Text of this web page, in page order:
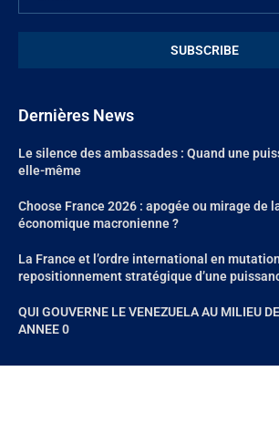
Dernières News
Le silence des ambassades : Quand une
elle-même
Choose France 2026 : apogée ou mirage de
économique macronienne ?
La France et l’ordre international en
repositionnement stratégique d’une
QUI GOUVERNE LE VENEZUELA AU MILIEU
ANNEE 0